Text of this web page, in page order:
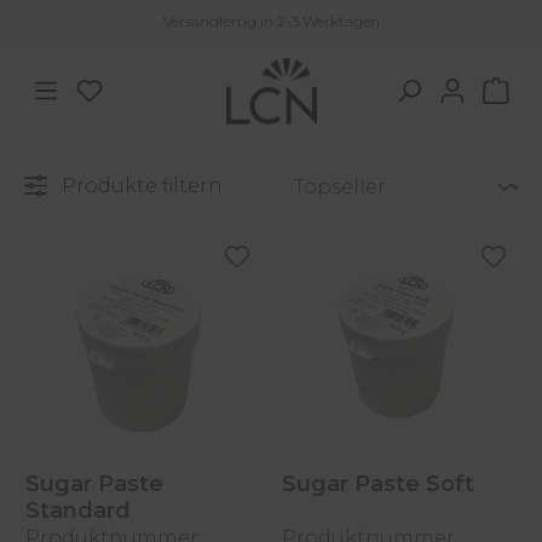
Zum Hauptinhalt springenVersandfertig in 2-3 Werktagen
Du hast 0 Produkte auf dem Merkzettel
Produkte filtern
Sugar Paste
Standard
Sugar Paste Soft